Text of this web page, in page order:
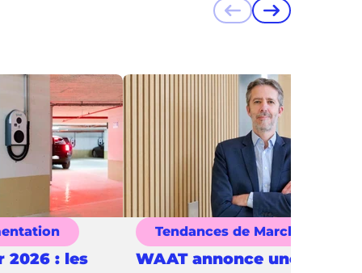
PrécédentSuivant
2026 : les
Tendances de Marché
WAAT annonce une